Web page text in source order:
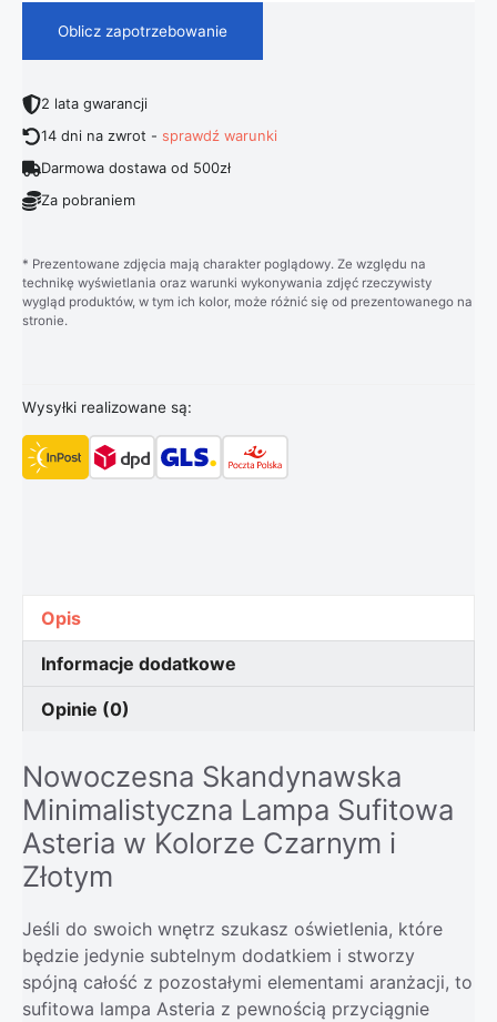
Oblicz zapotrzebowanie
2 lata gwarancji
14 dni na zwrot -sprawdź warunki
Darmowa dostawa od 500zł
Za pobraniem
* Prezentowane zdjęcia mają charakter poglądowy. Ze względu na
technikę wyświetlania oraz warunki wykonywania zdjęć rzeczywisty
wygląd produktów, w tym ich kolor, może różnić się od prezentowanego na
stronie.
Wysyłki realizowane są:
Opis
Informacje dodatkowe
Opinie (0)
Nowoczesna Skandynawska
Minimalistyczna Lampa Sufitowa
Asteria w Kolorze Czarnym i
Złotym
Jeśli do swoich wnętrz szukasz oświetlenia, które
będzie jedynie subtelnym dodatkiem i stworzy
spójną całość z pozostałymi elementami aranżacji, to
sufitowa lampa Asteria z pewnością przyciągnie